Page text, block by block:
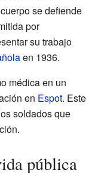
se defiende
por
su trabajo
en 1936.
médica en un
en Espot. Este
soldados que
pública